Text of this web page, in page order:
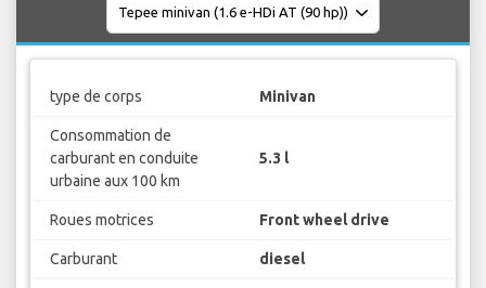
type de corps Minivan
Consommation de
carburant en conduite
urbaine aux 100 km
5.3 l
Roues motrices Front wheel drive
Carburant diesel